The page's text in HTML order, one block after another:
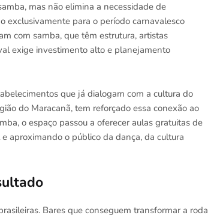
mas não elimina a necessidade de
exclusivamente para o período carnavalesco
com samba, que têm estrutura, artistas
exige investimento alto e planejamento
que já dialogam com a cultura do
do Maracanã, tem reforçado essa conexão ao
o espaço passou a oferecer aulas gratuitas de
aproximando o público da dança, da cultura
Bares que conseguem transformar a roda